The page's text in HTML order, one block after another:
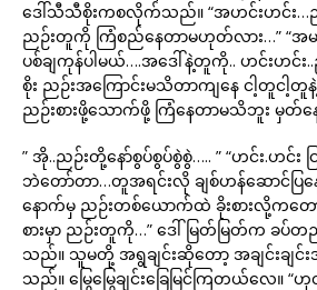
ဒေါ်သီသီစိုးကစလိုက်သည်။ “အဟင်းဟင်း…
ညဉ်းတူကို ကြံစည်နေတာမဟုတ်လား…” “အမ
ပစ်ချကုန်ပါမယ်….အဒေါ်နဲ့တူကို.. ဟင်းဟင်း..
စိုး ညဉ်းအကြောင်းမသိတာကျနေ ငါ့တူငါ့
ညဉ်းစားဖို့သောက်ဖို့ ကြံနေတာမသိဘူး မှတ်နေ
” အို..ညဉ်းတို့နော်စွပ်စွပ်စွဲစွဲ….. ” “ဟင်း.ဟင်း င
ဘဲတော်တာ…တူအရင်းလို ချစ်ဟန်ဆောင်ပြ
နောက်မှ ညဉ်းတစ်ယောက်ထဲ ခိုးစားလို့ကတော့
စားမှာ ညဉ်းတူကို…” ဒေါ်မြတ်မြတ်က ခပ်
သည်။ သူမတို့ အရွချင်းဆိုတော့ အချင်းချင်း
သည်။ မြွေမြွေချင်းခြေမြင်ကြတယ်လေ